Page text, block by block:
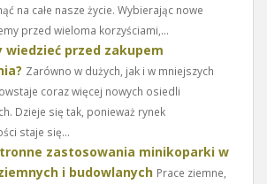
na całe nasze życie. Wybierając nowe
przed wieloma korzyściami,...
wiedzieć przed zakupem
Zarówno w dużych, jak i w mniejszych
coraz więcej nowych osiedli
Dzieje się tak, ponieważ rynek
staje się...
zastosowania minikoparki w
i budowlanych Prace ziemne,